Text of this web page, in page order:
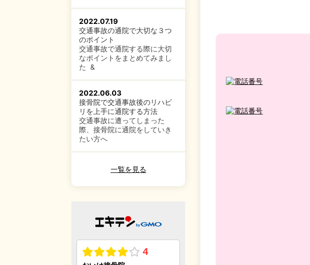
2022.07.19
交通事故の通院で大切な３つ
のポイント
交通事故で通院する際に大切
なポイントをまとめてみまし
た &
2022.06.03
接骨院で交通事故後のリハビ
リを上手に通院する方法
交通事故に遭ってしまった
際、接骨院に通院をしていき
たい方へ
一覧を見る